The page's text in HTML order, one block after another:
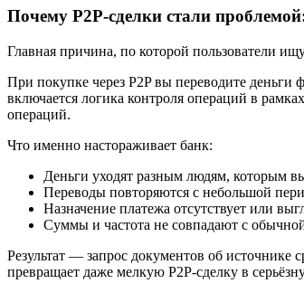
Почему P2P-сделки стали
Главная причина, по которой пользователи
При покупке через P2P вы переводите деньги
включается логика контроля операций в
операций.
Что именно настораживает банк:
Деньги уходят разным людям, которым
Переводы повторяются с небольшой
Назначение платежа отсутствует или
Суммы и частота не совпадают с
Результат — запрос документов об источнике
превращает даже мелкую P2P-сделку в